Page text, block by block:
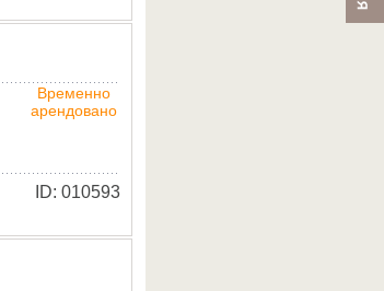
Временно
арендовано
ID: 010593